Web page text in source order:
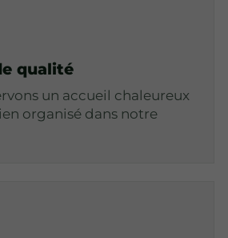
qualité
un accueil chaleureux
organisé dans notre